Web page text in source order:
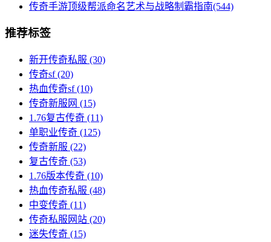
传奇手游顶级帮派命名艺术与战略制霸指南(544)
推荐标签
新开传奇私服 (30)
传奇sf(20)
热血传奇sf(10)
传奇新服网 (15)
1.76复古传奇 (11)
单职业传奇 (125)
传奇新服 (22)
复古传奇 (53)
1.76版本传奇 (10)
热血传奇私服 (48)
中变传奇 (11)
传奇私服网站 (20)
迷失传奇 (15)